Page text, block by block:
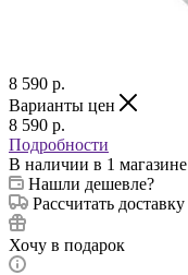
8 590 p.
Варианты цен
8 590 p.
Подробности
В наличии в 1 магазине
Нашли дешевле?
Рассчитать доставку
Хочу в подарок